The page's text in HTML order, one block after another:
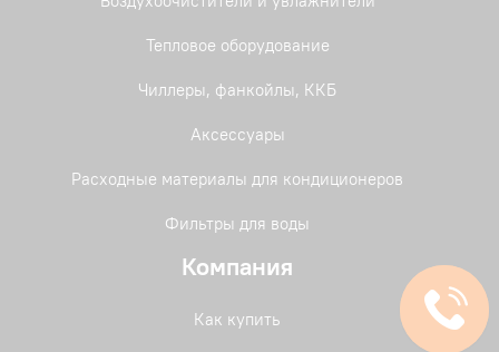
Тепловое оборудование
Чиллеры, фанкойлы, ККБ
Аксессуары
Расходные материалы для кондиционеров
Фильтры для воды
Компания
Как купить